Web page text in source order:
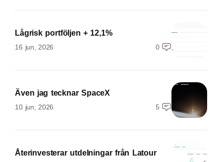
Lågrisk portföljen + 12,1%
16 jun, 2026 0
Även jag tecknar SpaceX
10 jun, 2026 5
Återinvesterar utdelningar från Latour